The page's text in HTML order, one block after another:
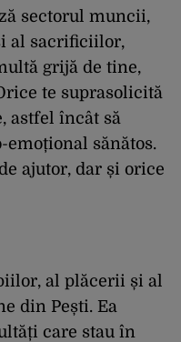
sectorul muncii,
al sacrificiilor,
grijă de tine,
te suprasolicită
astfel încât să
sănătos.
ajutor, dar și orice
al plăcerii și al
din Pești. Ea
care stau în